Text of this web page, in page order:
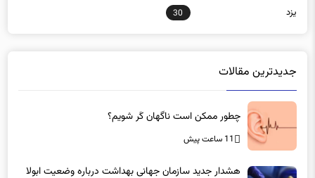
یزد 30
جدیدترین مقالات
چطور ممکن است ناگهان کَر شویم؟
11 ساعت پیش
هشدار جدید سازمان جهانی بهداشت درباره وضعیت ابولا